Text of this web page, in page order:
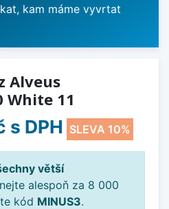
kam máme vyvrtat
Alveus
White 11
s DPH SLEVA 10%
větší
alespoň za 8 000
kód MINUS3.